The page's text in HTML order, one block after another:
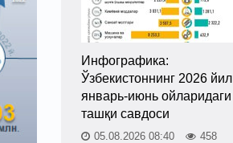
Инфографика:
Ўзбекистоннинг 2026 йил
январь-июнь ойларидаги
ташқи савдоси
05.08.2026 08:40 458